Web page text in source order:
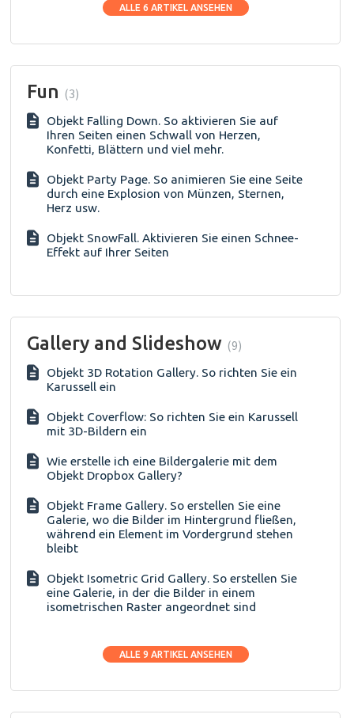
ALLE 6 ARTIKEL ANSEHEN
Fun 3
Objekt Falling Down. So aktivieren Sie auf
Ihren Seiten einen Schwall von Herzen,
Konfetti, Blättern und viel mehr.
Objekt Party Page. So animieren Sie eine Seite
durch eine Explosion von Münzen, Sternen,
Herz usw.
Objekt SnowFall. Aktivieren Sie einen Schnee-
Effekt auf Ihrer Seiten
Gallery and Slideshow 9
Objekt 3D Rotation Gallery. So richten Sie ein
Karussell ein
Objekt Coverflow: So richten Sie ein Karussell
mit 3D-Bildern ein
Wie erstelle ich eine Bildergalerie mit dem
Objekt Dropbox Gallery?
Objekt Frame Gallery. So erstellen Sie eine
Galerie, wo die Bilder im Hintergrund fließen,
während ein Element im Vordergrund stehen
bleibt
Objekt Isometric Grid Gallery. So erstellen Sie
eine Galerie, in der die Bilder in einem
isometrischen Raster angeordnet sind
ALLE 9 ARTIKEL ANSEHEN